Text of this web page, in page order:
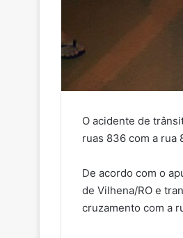
O acidente de
ruas 836 com a rua
De acordo com o
de Vilhena/RO e
cruzamento com a